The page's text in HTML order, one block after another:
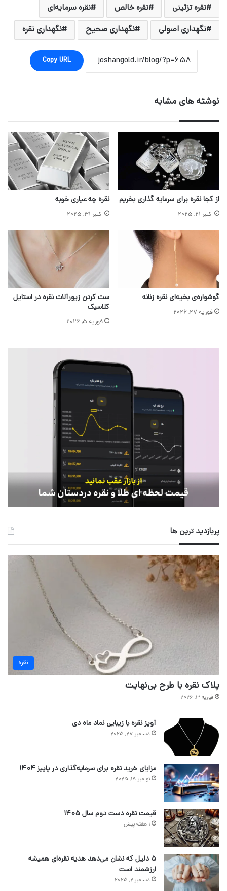
نقره تزئینی
نقره خالص
نقره سرمایه‌ای
نگهداری اصولی
نگهداری صحیح نگهداری نقره
Copy URL
نوشته های مشابه
از کجا نقره برای سرمایه گذاری بخریم
اکتبر 21, 2025
نقره چه عیاری خوبه
اکتبر 31, 2025
گوشواره‌ی بخیه‌ای نقره زنانه
فوریه 27, 2026
ست کردن زیورآلات نقره در استایل
کلاسیک
فوریه 5, 2026
پربازدید ترین ها
نقره
پلاک نقره با طرح بی‌نهایت
فوریه 3, 2026
آویز نقره با زیبایی نماد ماه دی
دسامبر 27, 2025
مزایای خرید نقره برای سرمایه‌گذاری در پاییز ۱۴۰۴
نوامبر 18, 2025
قیمت نقره دست دوم سال 1405
1 هفته پیش
۵ دلیل که نشان می‌دهد هدیه نقره‌ای همیشه
ارزشمند است
دسامبر 2, 2025